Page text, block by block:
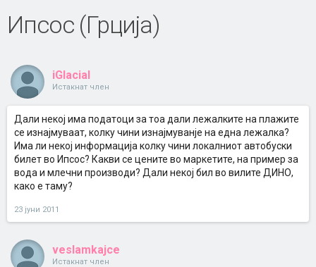
Ипсос (Грција)
iGlacial
Истакнат член
Дали некој има податоци за тоа дали лежалките на плажите
се изнајмуваат, колку чини изнајмуванје на една лежалка?
Има ли некој информација колку чини локалниот автобуски
билет во Ипсос? Какви се цените во маркетите, на пример за
вода и млечни производи? Дали некој бил во вилите ДИНО,
како е таму?
23 јуни 2011
veslamkajce
Истакнат член